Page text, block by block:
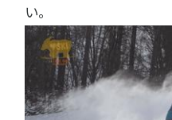
い。